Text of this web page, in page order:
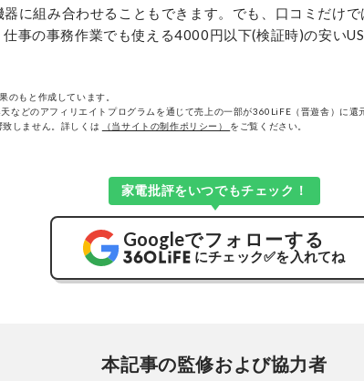
に組み合わせることもできます。でも、口コミだけ
事の事務作業でも使える4000円以下(検証時)の安い
のもと作成しています。
などのアフィリエイトプログラムを通じて売上の一部が360LiFE（晋遊舎）に還
しません。詳しくは
（当サイトの制作ポリシー） をご覧ください。
家電批評をいつでもチェック！
Googleでフォローする
にチェック✅を入れてね
本記事の監修および協力者